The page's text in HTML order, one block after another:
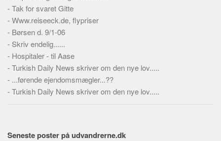
Jura og regler
Skatter og afgifter
Statistik
Praktisk
Alle
Meta
Skribenter
-Tak for svaret Gitte
-Www.reiseeck.de, flypriser
- Børsen d. 9/1-06
- Skriv endelig......
- Hospitaler - til Aase
-Turkish Daily News skriver om den nye lov.....
- ...førende ejendomsmægler...??
-Turkish Daily News skriver om den nye lov.....
Seneste poster på udvandrerne.dk